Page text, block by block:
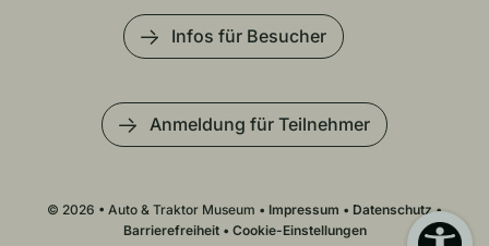
Infos für Besucher
Anmeldung für Teilnehmer
© 2026 • Auto & Traktor Museum • Impressum • Datenschutz•
Barrierefreiheit• Cookie-Einstellungen